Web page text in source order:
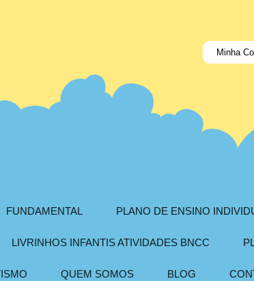
Minha
FUNDAMENTAL PLANO DE ENSINO
LIVRINHOS INFANTIS ATIVIDADES BNCC
QUEM SOMOS BLOG